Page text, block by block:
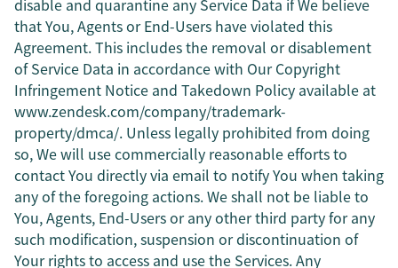
disable and quarantine any Service Data if We believe
that You, Agents or End-Users have violated this
Agreement. This includes the removal or disablement
of Service Data in accordance with Our Copyright
Infringement Notice and Takedown Policy available at
www.zendesk.com/company/trademark-
property/dmca/. Unless legally prohibited from doing
so, We will use commercially reasonable efforts to
contact You directly via email to notify You when taking
any of the foregoing actions. We shall not be liable to
You, Agents, End-Users or any other third party for any
such modification, suspension or discontinuation of
Your rights to access and use the Services. Any